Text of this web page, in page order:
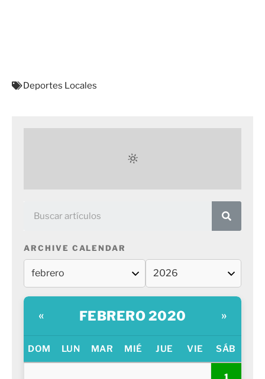
Deportes Locales
ARCHIVE CALENDAR
« FEBRERO 2020 »
DOM LUN MAR MIÉ JUE VIE SÁB